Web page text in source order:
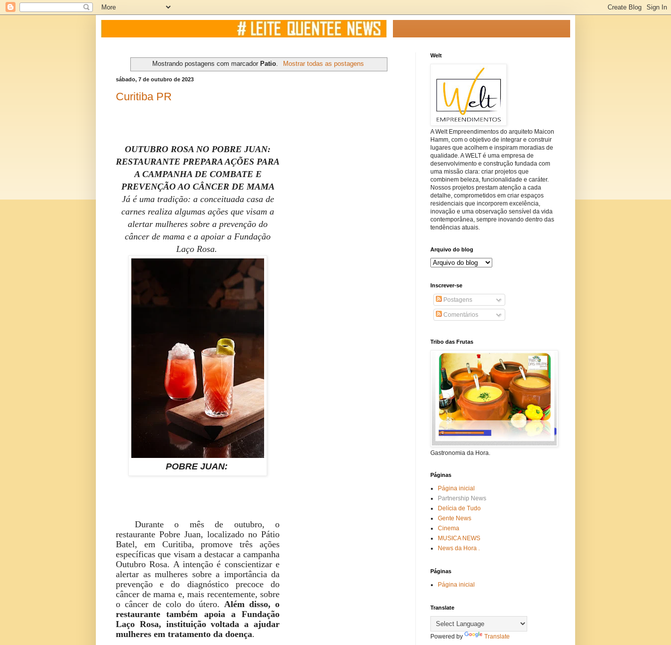
Mostrando postagens com marcador Patio Mostrar todas as postagens
sábado, 7 de outubro de 2023
Curitiba PR
OUTUBRO ROSA NO POBRE JUAN:
RESTAURANTE PREPARA AÇÕES PARA
A CAMPANHA DE COMBATE E
PREVENÇÃO AO CÂNCER DE MAMA
Já é uma tradição: a conceituada casa de
carnes realiza algumas ações que visam a
alertar mulheres sobre a prevenção do
câncer de mama e a apoiar a Fundação
Laço Rosa.
POBRE JUAN:
Durante o mês de outubro, o
restaurante Pobre Juan, localizado no Pátio
Batel, em Curitiba, promove três ações
específicas que visam a destacar a campanha
Outubro Rosa. A intenção é conscientizar e
alertar as mulheres sobre a importância da
prevenção e do diagnóstico precoce do
câncer de mama e, mais recentemente, sobre
o câncer de colo do útero.Além disso, o
restaurante também apoia a Fundação
Laço Rosa, instituição voltada a ajudar
mulheres em tratamento da doença.
Welt
A Welt Empreendimentos do arquiteto Maicon
Hamm, com o objetivo de integrar e construir
lugares que acolhem e inspiram moradias de
qualidade. A WELT é uma empresa de
desenvolvimento e construção fundada com
uma missão clara: criar projetos que
combinem beleza, funcionalidade e caráter.
Nossos projetos prestam atenção a cada
detalhe, comprometidos em criar espaços
residenciais que incorporem excelência,
inovação e uma observação sensível da vida
contemporânea, sempre inovando dentro das
tendências atuais.
Arquivo do blog
Inscrever-se
Postagens
Comentários
Tribo das Frutas
Gastronomia da Hora.
Páginas
Página inicial
Partnership News
Delícia de Tudo
Gente News
Cinema
MUSICA NEWS
News da Hora .
Páginas
Página inicial
Translate
Powered by Translate